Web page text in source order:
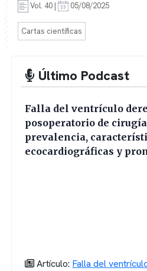
Vol. 40 | 05/08/2025
Cartas científicas
Último Podcast
Falla del ventrículo
posoperatorio de
prevalencia,
ecocardiográficas y
Artículo: Falla del